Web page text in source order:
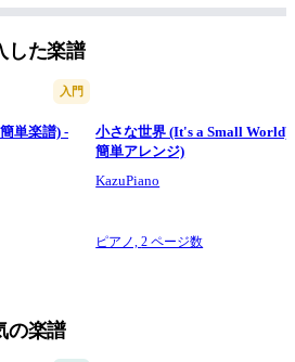
した楽譜
入門
単楽譜) -
小さな世界 (It's a Small World)
簡単アレンジ)
KazuPiano
ピアノ,2 ページ数
の楽譜